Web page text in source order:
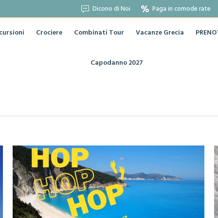
Dicono di Noi Paga in comode rate
Crociere Combinati Tour Vacanze Grecia
Capodanno 2027